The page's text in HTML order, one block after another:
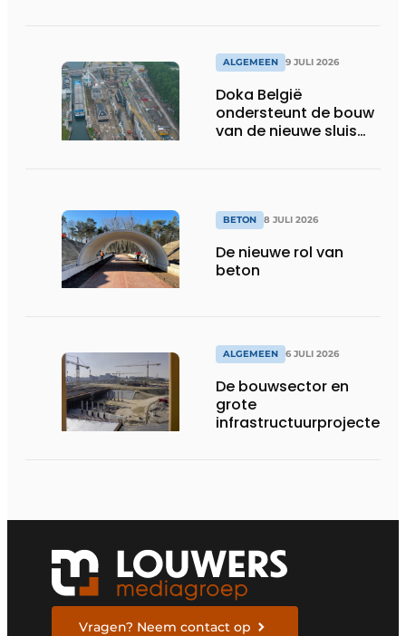
ALGEMEEN 9 JULI 2026
Doka België
ondersteunt de bouw
van de nieuwe sluis
BETON 8 JULI 2026
De nieuwe rol van
beton
ALGEMEEN 6 JULI 2026
De bouwsector en
grote
infrastructuurprojecten
Vragen? Neem contact op